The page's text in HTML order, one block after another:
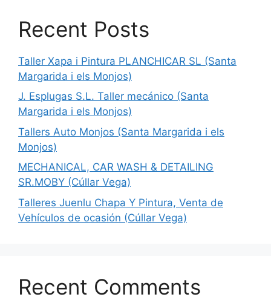
Recent Posts
Taller Xapa i Pintura PLANCHICAR SL (Santa
Margarida i els Monjos)
J. Esplugas S.L. Taller mecánico (Santa
Margarida i els Monjos)
Tallers Auto Monjos (Santa Margarida i els
Monjos)
MECHANICAL, CAR WASH & DETAILING
SR.MOBY (Cúllar Vega)
Talleres Juenlu Chapa Y Pintura, Venta de
Vehículos de ocasión (Cúllar Vega)
Recent Comments